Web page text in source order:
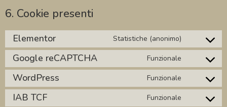
6. Cookie presenti
Elementor Statistiche (anonimo)
Google reCAPTCHA Funzionale
WordPress Funzionale
IAB TCF Funzionale